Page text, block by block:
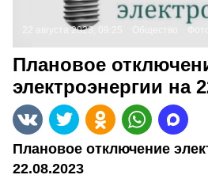
22 августа 2023, 09:25
Плановое
электроэнергии на
Плановое отключение
22.08.2023